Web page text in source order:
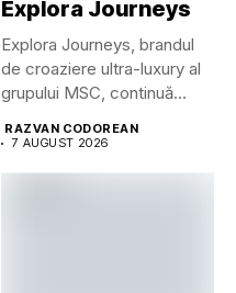
Explora Journeys
Explora Journeys, brandul
de croaziere ultra-luxury al
grupului MSC, continuă
RAZVAN CODOREAN
7 AUGUST 2026